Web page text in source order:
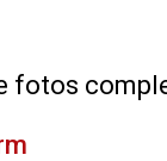
fotos